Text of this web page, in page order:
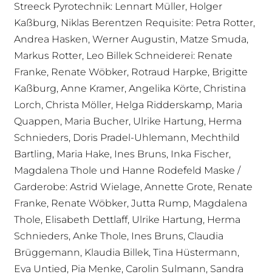
Streeck Pyrotechnik: Lennart Müller, Holger
Kaßburg, Niklas Berentzen Requisite: Petra Rotter,
Andrea Hasken, Werner Augustin, Matze Smuda,
Markus Rotter, Leo Billek Schneiderei: Renate
Franke, Renate Wöbker, Rotraud Harpke, Brigitte
Kaßburg, Anne Kramer, Angelika Körte, Christina
Lorch, Christa Möller, Helga Ridderskamp, Maria
Quappen, Maria Bucher, Ulrike Hartung, Herma
Schnieders, Doris Pradel-Uhlemann, Mechthild
Bartling, Maria Hake, Ines Bruns, Inka Fischer,
Magdalena Thole und Hanne Rodefeld Maske /
Garderobe: Astrid Wielage, Annette Grote, Renate
Franke, Renate Wöbker, Jutta Rump, Magdalena
Thole, Elisabeth Dettlaff, Ulrike Hartung, Herma
Schnieders, Anke Thole, Ines Bruns, Claudia
Brüggemann, Klaudia Billek, Tina Hüstermann,
Eva Untied, Pia Menke, Carolin Sulmann, Sandra